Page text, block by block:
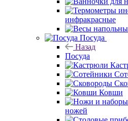
инфракрасные
Посуда
Назад
Посуда
Ковши
ножей